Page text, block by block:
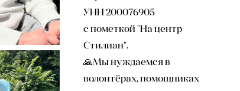
УНН 200076905
с пометкой "На центр
Стилиан".
🙏Мы нуждаемся в
волонтёрах, помощниках